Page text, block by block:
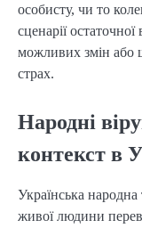
особисту, чи то
сценарії
можливих змін або
страх.
Народні
контекст в
Українська
живої людини